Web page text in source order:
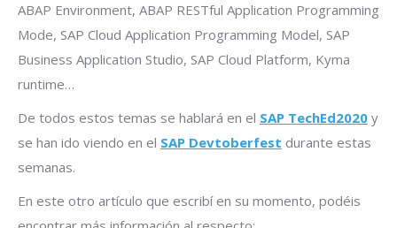
ABAP Environment, ABAP RESTful Application Programming
Mode, SAP Cloud Application Programming Model, SAP
Business Application Studio, SAP Cloud Platform, Kyma
runtime…
De todos estos temas se hablará en el SAP TechEd2020 y
se han ido viendo en el SAP Devtoberfest durante estas
semanas.
En este otro artículo que escribí en su momento, podéis